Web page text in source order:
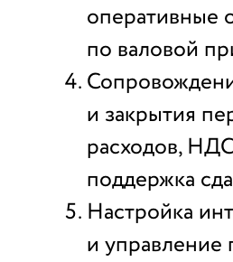
оперативные
по валовой
и закрытия
расходов,
поддержка
Настройка
и